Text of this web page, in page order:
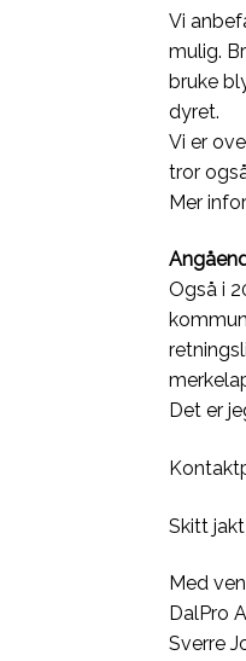
Vi
mulig.
bruke
dyret.
Vi er
tror
Mer
Også i
Det er
Skitt
Med
DalPro
Sverre